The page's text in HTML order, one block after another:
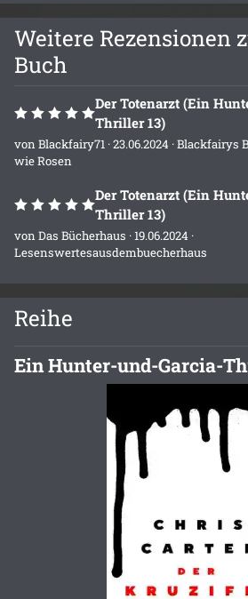
Weitere Rezensionen
Buch
Der Totenarzt (Ein
Thriller 13)
vonBlackfairy71 · 23.06.2024 ·Blackfairys
wie Rosen
Der Totenarzt (Ein
Thriller 13)
vonDas Bücherhaus · 19.06.2024 ·
Lesenswertesausdembuecherhaus
Reihe
Ein Hunter-und-Garcia-